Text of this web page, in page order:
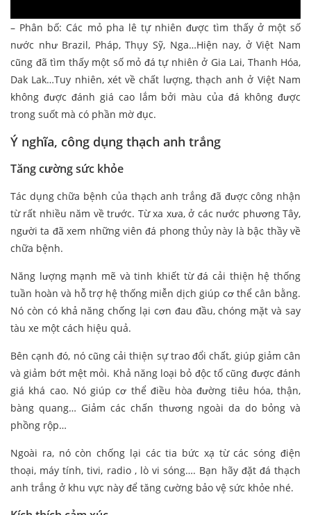
– Phân bố: Các mỏ pha lê tự nhiên được tìm thấy ở một số
nước như Brazil, Pháp, Thụy Sỹ, Nga…Hiện nay, ở Việt Nam
cũng đã tìm thấy một số mỏ đá tự nhiên ở Gia Lai, Thanh Hóa,
Dak Lak…Tuy nhiên, xét về chất lượng, thạch anh ở Việt Nam
không được đánh giá cao lắm bởi màu của đá không được
trong suốt mà có phần mờ đục.
Ý nghĩa, công dụng thạch anh trắng
Tăng cường sức khỏe
Tác dụng chữa bệnh của thạch anh trắng đã được công nhận
từ rất nhiều năm về trước. Từ xa xưa, ở các nước phương Tây,
người ta đã xem những viên đá phong thủy này là bậc thầy về
chữa bệnh.
Năng lượng mạnh mẽ và tinh khiết từ đá cải thiện hệ thống
tuần hoàn và hỗ trợ hệ thống miễn dịch giúp cơ thể cân bằng.
Nó còn có khả năng chống lại cơn đau đầu, chóng mặt và say
tàu xe một cách hiệu quả.
Bên cạnh đó, nó cũng cải thiện sự trao đổi chất, giúp giảm cân
và giảm bớt mệt mỏi. Khả năng loại bỏ độc tố cũng được đánh
giá khá cao. Nó giúp cơ thể điều hòa đường tiêu hóa, thận,
bàng quang… Giảm các chấn thương ngoài da do bỏng và
phồng rộp…
Ngoài ra, nó còn chống lại các tia bức xạ từ các sóng điện
thoại, máy tính, tivi, radio , lò vi sóng…. Bạn hãy đặt đá thạch
anh trắng ở khu vực này để tăng cường bảo vệ sức khỏe nhé.